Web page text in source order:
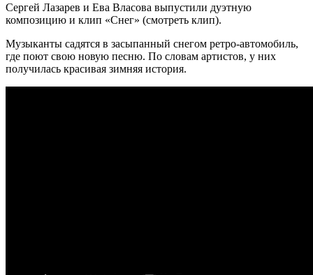
Сергей Лазарев и Ева Власова выпустили дуэтную
композицию и клип «Снег» (смотреть клип).
Музыканты садятся в засыпанный снегом ретро-автомобиль,
где поют свою новую песню. По словам артистов, у них
получилась красивая зимняя история.